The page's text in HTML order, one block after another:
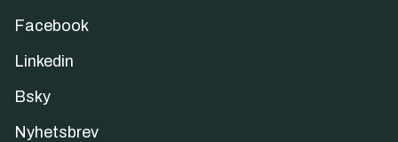
Facebook
Linkedin
Bsky
Nyhetsbrev